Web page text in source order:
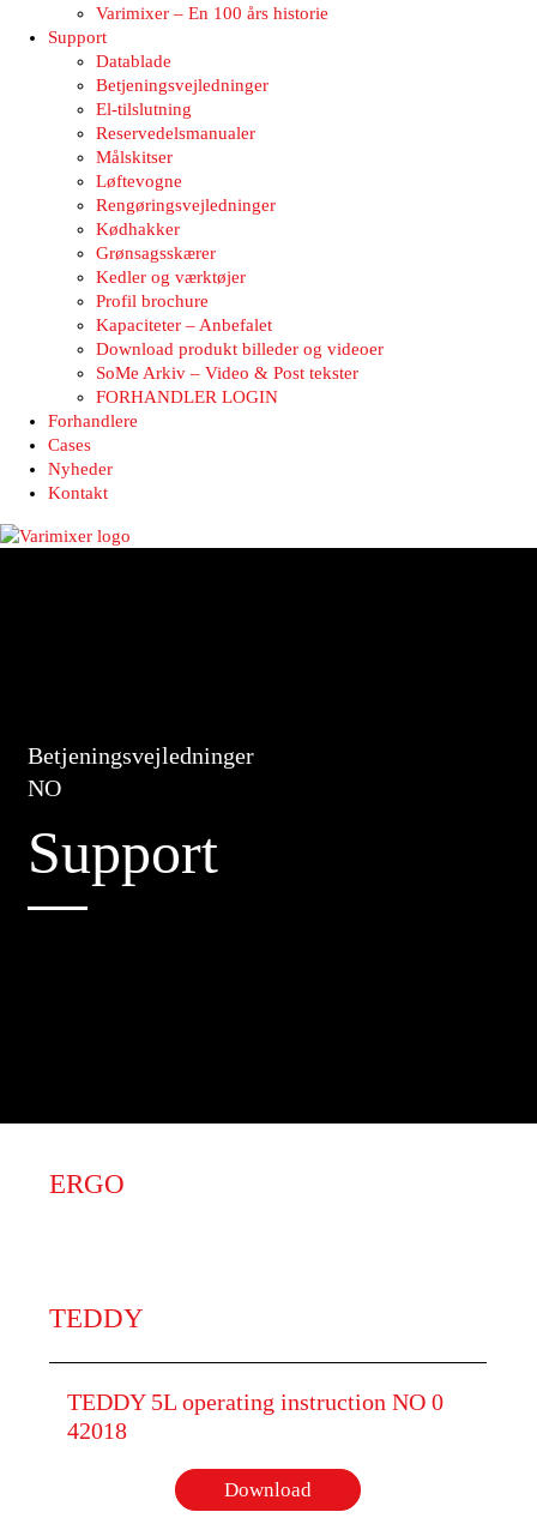
Varimixer – En 100 års historie
Support
Datablade
Betjeningsvejledninger
El-tilslutning
Reservedelsmanualer
Målskitser
Løftevogne
Rengøringsvejledninger
Kødhakker
Grønsagsskærer
Kedler og værktøjer
Profil brochure
Kapaciteter – Anbefalet
Download produkt billeder og videoer
SoMe Arkiv – Video & Post tekster
FORHANDLER LOGIN
Forhandlere
Cases
Nyheder
Kontakt
Betjeningsvejledninger
NO
Support
ERGO
TEDDY
TEDDY 5L operating instruction NO 0
42018
Download